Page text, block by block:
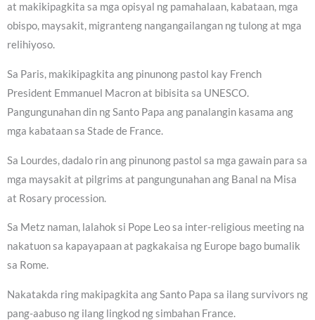
at makikipagkita sa mga opisyal ng pamahalaan, kabataan, mga
obispo, maysakit, migranteng nangangailangan ng tulong at mga
relihiyoso.
Sa Paris, makikipagkita ang pinunong pastol kay French
President Emmanuel Macron at bibisita sa UNESCO.
Pangungunahan din ng Santo Papa ang panalangin kasama ang
mga kabataan sa Stade de France.
Sa Lourdes, dadalo rin ang pinunong pastol sa mga gawain para sa
mga maysakit at pilgrims at pangungunahan ang Banal na Misa
at Rosary procession.
Sa Metz naman, lalahok si Pope Leo sa inter-religious meeting na
nakatuon sa kapayapaan at pagkakaisa ng Europe bago bumalik
sa Rome.
Nakatakda ring makipagkita ang Santo Papa sa ilang survivors ng
pang-aabuso ng ilang lingkod ng simbahan France.